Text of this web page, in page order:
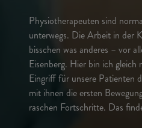
Physiotherapeuten sind
unterwegs. Die Arbeit in der
bisschen was anderes – vor
Eisenberg. Hier bin ich gleich
Eingriff für unsere Patienten
mit ihnen die ersten
raschen Fortschritte. Das